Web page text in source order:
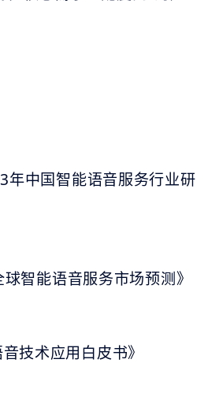
年中国智能语音服务行业研
智能语音服务市场预测》
技术应用白皮书》